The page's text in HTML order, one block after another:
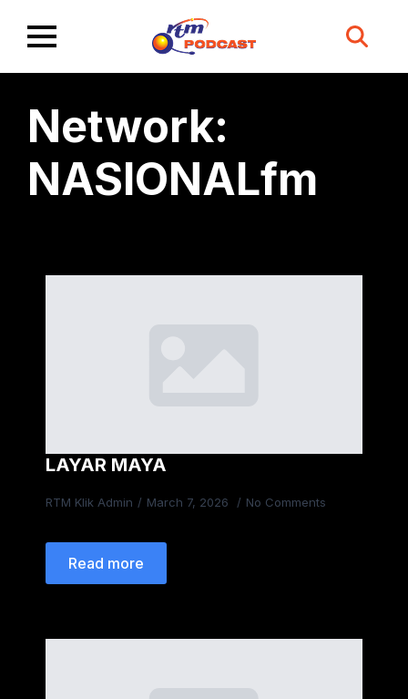
Search
Network:
NASIONALfm
LAYAR MAYA
RTM Klik Admin March 7, 2026 No Comments
Read more